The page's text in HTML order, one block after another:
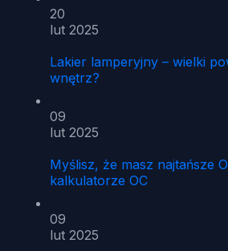
20
lut 2025
Lakier lamperyjny – wielki
wnętrz?
09
lut 2025
Myślisz, że masz najtańsze
kalkulatorze OC
09
lut 2025